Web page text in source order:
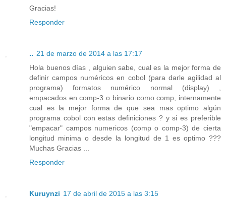
Gracias!
Responder
.. 21 de marzo de 2014 a las 17:17
Hola buenos días , alguien sabe, cual es la mejor forma de
definir campos numéricos en cobol (para darle agilidad al
programa) formatos numérico normal (display) ,
empacados en comp-3 o binario como comp, internamente
cual es la mejor forma de que sea mas optimo algún
programa cobol con estas definiciones ? y si es preferible
"empacar" campos numericos (comp o comp-3) de cierta
longitud minima o desde la longitud de 1 es optimo ???
Muchas Gracias ...
Responder
Kuruynzi 17 de abril de 2015 a las 3:15